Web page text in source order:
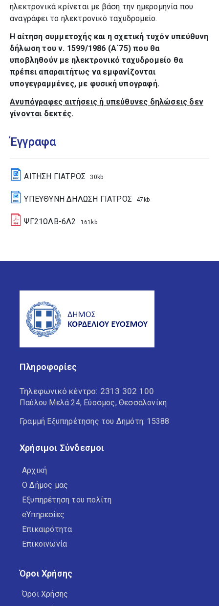
ηλεκτρονικά κρίνεται με βάση την ημερομηνία που
αναγράφει το ηλεκτρονικό ταχυδρομείο.
Η αίτηση συμμετοχής και η σχετική τυχόν υπεύθυνη
δήλωση του ν. 1599/1986 (Α΄75) που θα
υποβληθούν με ηλεκτρονικό ταχυδρομείο θα
πρέπει απαραιτήτως να εμφανίζονται
υπογεγραμμένες, με φυσική υπογραφή.
Ανυπόγραφες αιτήσεις ή υπεύθυνες δηλώσεις δεν
γίνονται δεκτές.
Έγγραφα
ΑΙΤΗΣΗ ΓΙΑΤΡΟΣ 30kb
ΥΠΕΥΘΥΝΗ ΔΗΛΩΣΗ ΓΙΑΤΡΟΣ 47kb
ΨΓ21ΩΛΒ-6Λ2 161kb
Πληροφορίες
Τηλεφωνικό κέντρο: 2313 302 100
Παύλου Μελά 24, Εύοσμος, Θεσσαλονίκη
Γραμμή Εξυπηρέτησης του Δημότη: 15388
Χρήσιμοι Σύνδεσμοι
Αρχική
Ο Δήμος μας
Εξυπηρέτηση του πολίτη
eΥπηρεσίες
Επικαιρότητα
Επικοινωνία
Όροι Χρήσης
Όροι Χρήσης